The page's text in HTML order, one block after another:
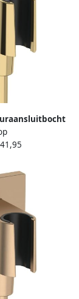
Polished Gold-